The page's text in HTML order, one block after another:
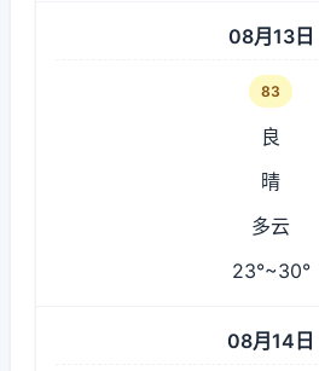
08月13日
83
良
晴
多云
23°~30°
08月14日